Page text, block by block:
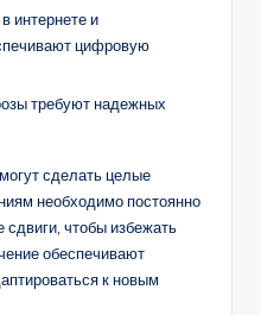
интернете и
цифровую
требуют надежных
сделать целые
необходимо постоянно
сдвиги, чтобы избежать
обеспечивают
к новым